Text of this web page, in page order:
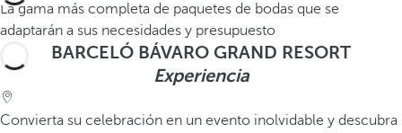
La gama más completa de paquetes de bodas que se
adaptarán a sus necesidades y presupuesto
BARCELÓ BÁVARO GRAND RESORT
Experiencia
Convierta su celebración en un evento inolvidable y descubra